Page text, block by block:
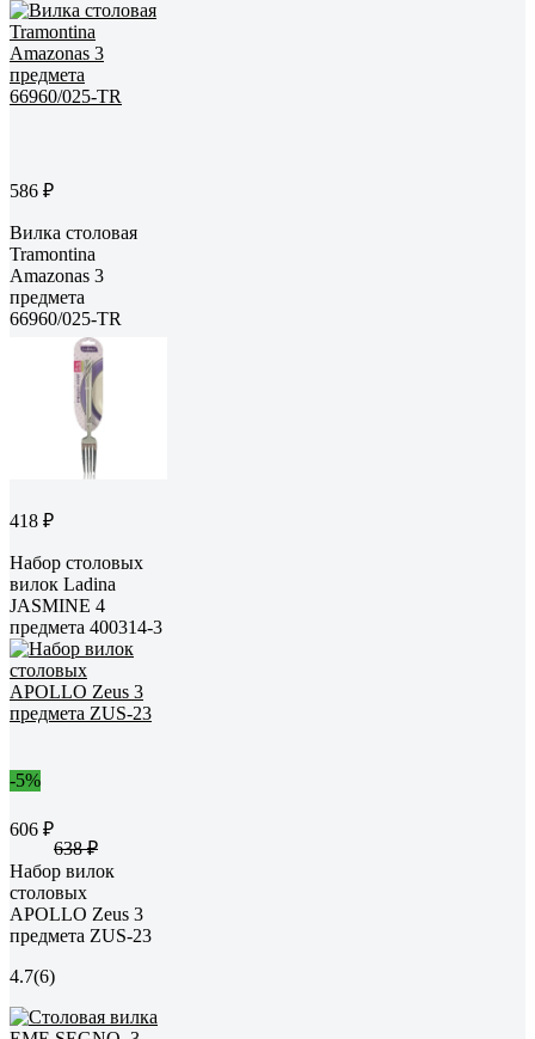
586 ₽
Вилка столовая
Tramontina
Amazonas 3
предмета
66960/025-TR
418 ₽
Набор столовых
вилок Ladina
JASMINE 4
предмета 400314-3
-5%
606 ₽
638 ₽
Набор вилок
столовых
APOLLO Zeus 3
предмета ZUS-23
4.7(6)